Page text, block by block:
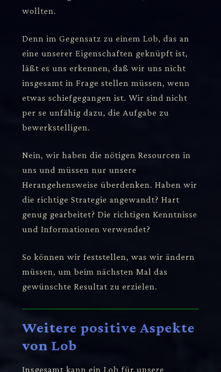
wollten.
Denn im Gegensatz zu einem Lob, das an
eine unserer Eigenschaften geknüpft ist,
läßt es uns erkennen, daß wir uns nicht
insgesamt in Frage stellen müssen, wenn
etwas schiefgegangen ist. Wir sind nicht
per se unfähig dazu, die Aufgabe zu
bewerkstelligen.
Nein, wir haben die nötigen Resourcen in
uns und müssen nur unsere
Herangehensweise überdenken. Haben wir
die richtige Strategie angewandt? Hart
genug gearbeitet? Die richtigen Kenntnisse
und Informationen verwendet?
So können wir feststellen, was wir ändern
müssen, um beim nächsten Mal das
gewünschte Resultat zu erzielen.
Weitere positive Aspekte
von Lob
Insgesamt kann ein Lob für unsere